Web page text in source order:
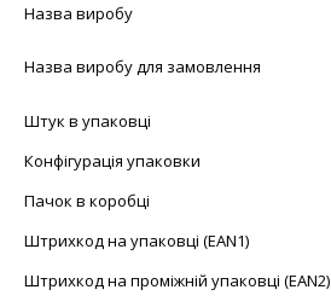
Назва виробу
Назва виробу для замовлення
Штук в упаковці
Конфігурація упаковки
Пачок в коробці
Штрихкод на упаковці (EAN1)
Штрихкод на проміжній упаковці (EAN2)